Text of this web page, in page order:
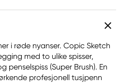
i røde nyanser. Copic Sketch
med to ulike spisser,
penselspiss (Super Brush). En
profesjonell tusjpenn